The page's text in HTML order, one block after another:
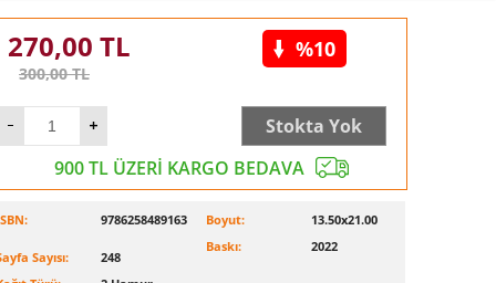
270,00 TL
300,00TL
%10
Stokta Yok
900 TL ÜZERİ KARGO BEDAVA
9786258489163
Sayısı:
248
Boyut:
13.50x21.00
Baskı:
2022